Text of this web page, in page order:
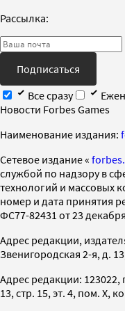
Рассылка:
Подписаться
Все сразу
Новости Forbes Games
Наименование издания:
Cетевое издание «
службой по надзору в
технологий и массовых
номер и дата принятия
ФС77-82431 от 23
Адрес редакции,
Звенигородская 2-я, д.
Адрес редакции: 123022,
13, стр. 15, эт. 4, пом. X,